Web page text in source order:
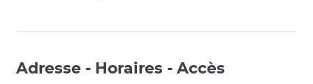
Adresse - Horaires - Accès